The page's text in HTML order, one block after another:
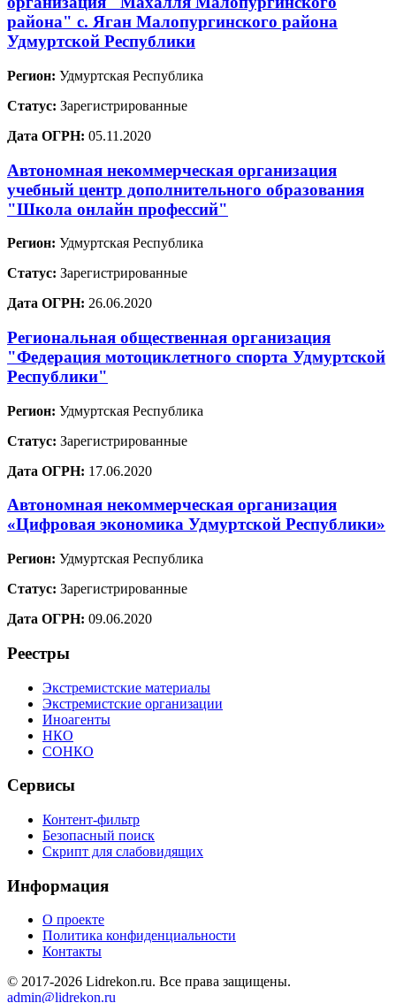
района" с. Яган Малопургинского района
Удмуртской Республики
Регион: Удмуртская Республика
Статус: Зарегистрированные
Дата ОГРН: 05.11.2020
Автономная некоммерческая организация
учебный центр дополнительного образования
"Школа онлайн профессий"
Регион: Удмуртская Республика
Статус: Зарегистрированные
Дата ОГРН: 26.06.2020
Региональная общественная организация
"Федерация мотоциклетного спорта Удмуртской
Республики"
Регион: Удмуртская Республика
Статус: Зарегистрированные
Дата ОГРН: 17.06.2020
Автономная некоммерческая организация
«Цифровая экономика Удмуртской Республики»
Регион: Удмуртская Республика
Статус: Зарегистрированные
Дата ОГРН: 09.06.2020
Реестры
Экстремистские материалы
Экстремистские организации
Иноагенты
НКО
СОНКО
Сервисы
Контент-фильтр
Безопасный поиск
Скрипт для слабовидящих
Информация
О проекте
Политика конфиденциальности
Контакты
© 2017-2026 Lidrekon.ru. Все права защищены.
admin@lidrekon.ru